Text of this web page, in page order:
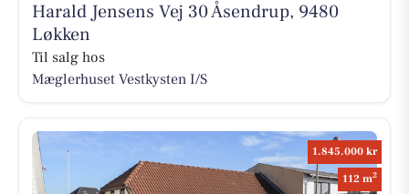
Harald Jensens Vej 30 Åsendrup, 9480
Løkken
Til salg hos
Mæglerhuset Vestkysten I/S
1.845.000 kr
112 m2